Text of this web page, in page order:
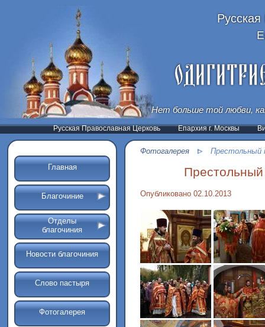
Нет больше той любви,
Русская Православная Церковь Епархия г. Москвы
Главная
Благочиние
Отделы
благочиния
Новости благочиния
Слово пастыря
Фотогалерея
Фотогалерея Престольный
Опубликовано 02.10.2013